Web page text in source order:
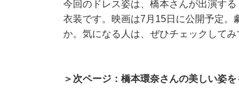
今回のドレス姿は、橋本さんが出演す
衣装です。映画は7月15日に公開予定。
か。気になる人は、ぜひチェックしてみ
＞次ページ：橋本環奈さんの美しい姿